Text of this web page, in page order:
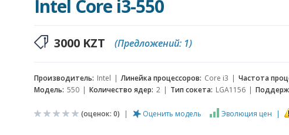
Intel Core i3-550
3000 KZT (Предложений: 1)
Производитель: Intel Линейка процессоров: Core i3 Частота
Модель: 550 Количество ядер: 2 Тип сокета: LGA1156
(оценок: 0) Оценить модель Эволюция цен